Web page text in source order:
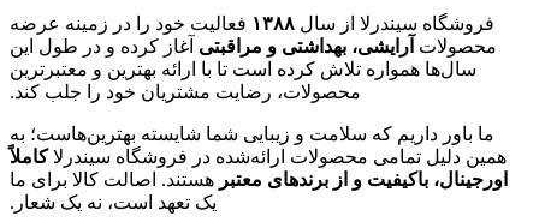
فروشگاه سیندرلا از سال ۱۳۸۸ فعالیت خود را در زمینه عرضه
محصولات آرایشی، بهداشتی و مراقبتی آغاز کرده و در طول این
سال‌ها همواره تلاش کرده است تا با ارائه بهترین و معتبرترین
محصولات، رضایت مشتریان خود را جلب کند.
ما باور داریم که سلامت و زیبایی شما شایسته بهترین‌هاست؛ به
همین دلیل تمامی محصولات ارائه‌شده در فروشگاه سیندرلاکاملاً
اورجینال، باکیفیت و از برندهای معتبر هستند. اصالت کالا برای ما
یک تعهد است، نه یک شعار.